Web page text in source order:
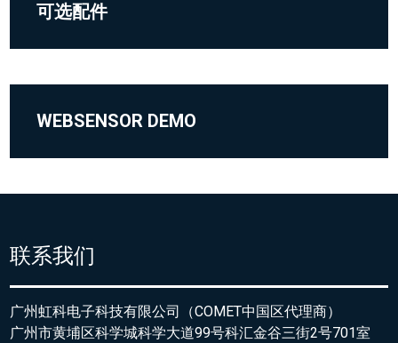
可选配件
WEBSENSOR DEMO
联系我们
广州虹科电子科技有限公司（COMET中国区代理商）
广州市黄埔区科学城科学大道99号科汇金谷三街2号701室